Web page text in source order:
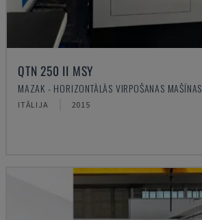
QTN 250 II MSY
MAZAK - HORIZONTĀLĀS VIRPOŠANAS MAŠĪNAS
ITĀLIJA 2015